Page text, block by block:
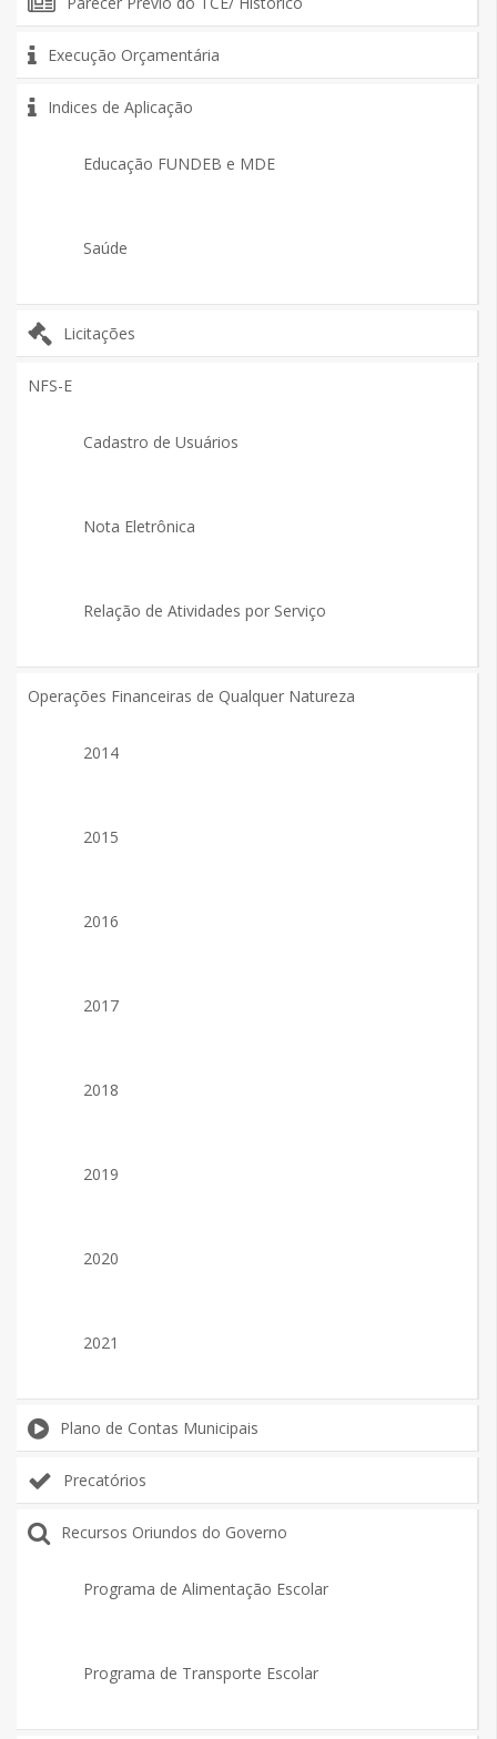
Execução Orçamentária
Indices de Aplicação
Educação FUNDEB e MDE
Saúde
Licitações
NFS-E
Cadastro de Usuários
Nota Eletrônica
Relação de Atividades por Serviço
Operações Financeiras de Qualquer Natureza
2014
2015
2016
2017
2018
2019
2020
2021
Plano de Contas Municipais
Precatórios
Recursos Oriundos do Governo
Programa de Alimentação Escolar
Programa de Transporte Escolar